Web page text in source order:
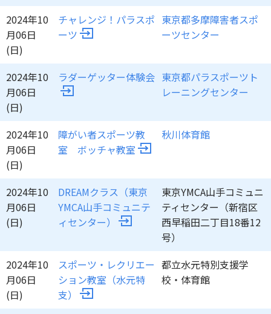
2024年10
月06日
(日)
チャレンジ！パラスポ
ーツ
東京都多摩障害者スポ
ーツセンター
2024年10
月06日
(日)
ラダーゲッター体験会 東京都パラスポーツト
レーニングセンター
2024年10
月06日
(日)
障がい者スポーツ教
室 ボッチャ教室
秋川体育館
2024年10
月06日
(日)
DREAMクラス（東京
YMCA山手コミュニテ
ィセンター）
東京YMCA山手コミュニ
ティセンター（新宿区
西早稲田二丁目18番12
号）
2024年10
月06日
(日)
スポーツ・レクリエー
ション教室（水元特
支）
都立水元特別支援学
校・体育館